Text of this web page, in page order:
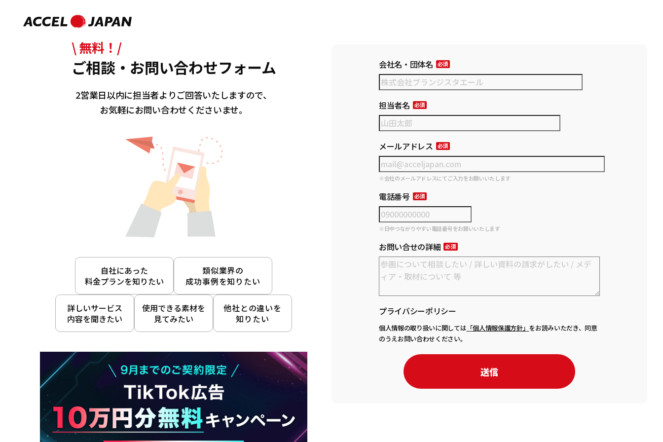
\ 無料！/
ご相談・お問い合わせフォーム
2営業日以内に担当者よりご回答いたしますので、
お気軽にお問い合わせくださいませ。
自社にあった
料金プランを知りたい
類似業界の
成功事例を知りたい
詳しいサービス
内容を聞きたい
使用できる素材を
見てみたい
他社との違いを
知りたい
会社名・団体名
担当者名
メールアドレス
※会社のメールアドレスにてご入力をお願いいたします
電話番号
※日中つながりやすい電話番号をお願いいたします
お問い合せの詳細
プライバシーポリシー
個人情報の取り扱いに関しては 「個人情報保護方針」 をお読みいただき、同意
のうえお問い合わせください。